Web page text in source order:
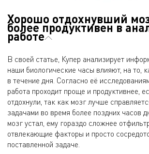
Хорошо отдохнувший
более продуктивен в
работе
В своей статье, Купер анализирует
наши биологические часы влияют, на то,
в течение дня. Согласно её
работа проходит проще и продуктивнее,
отдохнули, так как мозг лучше
задачами во время более поздних часов
мозг устал, ему гораздо сложнее
отвлекающие факторы и просто
поставленной задаче.